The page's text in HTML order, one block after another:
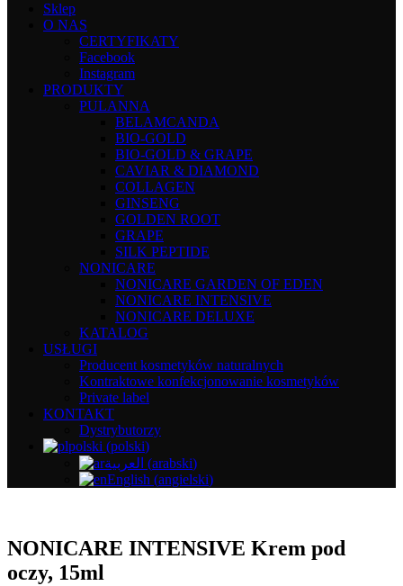
Sklep
O NAS
CERTYFIKATY
Facebook
Instagram
PRODUKTY
PULANNA
BELAMCANDA
BIO-GOLD
BIO-GOLD & GRAPE
CAVIAR & DIAMOND
COLLAGEN
GINSENG
GOLDEN ROOT
GRAPE
SILK PEPTIDE
NONICARE
NONICARE GARDEN OF EDEN
NONICARE INTENSIVE
NONICARE DELUXE
KATALOG
USŁUGI
Producent kosmetyków naturalnych
Kontraktowe konfekcjonowanie kosmetyków
Private label
KONTAKT
Dystrybutorzy
polski (polski)
العربية (arabski)
English (angielski)
NONICARE INTENSIVE Krem pod
oczy, 15ml